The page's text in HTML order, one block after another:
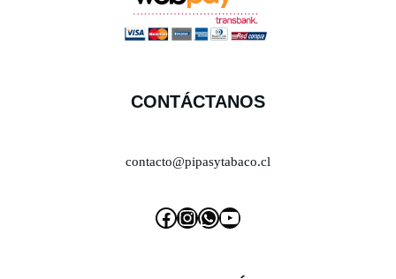
CONTÁCTANOS
contacto@pipasytabaco.cl